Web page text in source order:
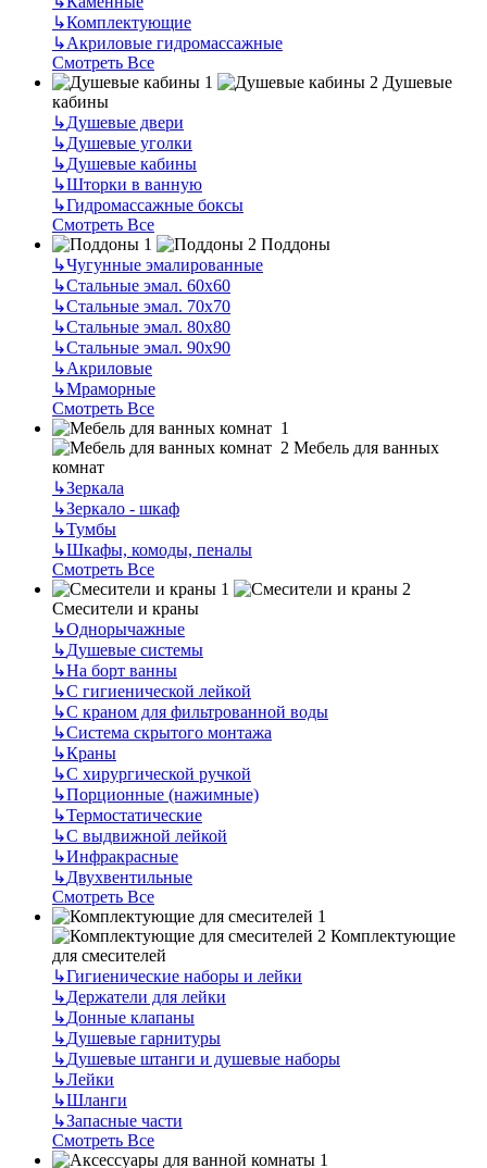
↳Комплектующие
↳Акриловые гидромассажные
Смотреть Все
Душевые
кабины
↳Душевые двери
↳Душевые уголки
↳Душевые кабины
↳Шторки в ванную
↳Гидромассажные боксы
Смотреть Все
Поддоны
↳Чугунные эмалированные
↳Стальные эмал. 60х60
↳Стальные эмал. 70х70
↳Стальные эмал. 80х80
↳Стальные эмал. 90х90
↳Акриловые
↳Мраморные
Смотреть Все
Мебель для ванных
комнат
↳Зеркала
↳Зеркало - шкаф
↳Тумбы
↳Шкафы, комоды, пеналы
Смотреть Все
Смесители и краны
↳Однорычажные
↳Душевые системы
↳На борт ванны
↳С гигиенической лейкой
↳С краном для фильтрованной воды
↳Система скрытого монтажа
↳Краны
↳С хирургической ручкой
↳Порционные (нажимные)
↳Термостатические
↳С выдвижной лейкой
↳Инфракрасные
↳Двухвентильные
Смотреть Все
Комплектующие
для смесителей
↳Гигиенические наборы и лейки
↳Держатели для лейки
↳Донные клапаны
↳Душевые гарнитуры
↳Душевые штанги и душевые наборы
↳Лейки
↳Шланги
↳Запасные части
Смотреть Все